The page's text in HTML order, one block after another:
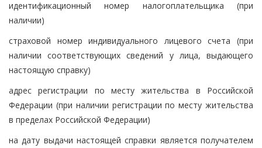
идентификационный номер налогоплательщика (при
наличии)
страховой номер индивидуального лицевого счета (при
наличии соответствующих сведений у лица, выдающего
настоящую справку)
адрес регистрации по месту жительства в Российской
Федерации (при наличии регистрации по месту жительства
в пределах Российской Федерации)
на дату выдачи настоящей справки является получателем